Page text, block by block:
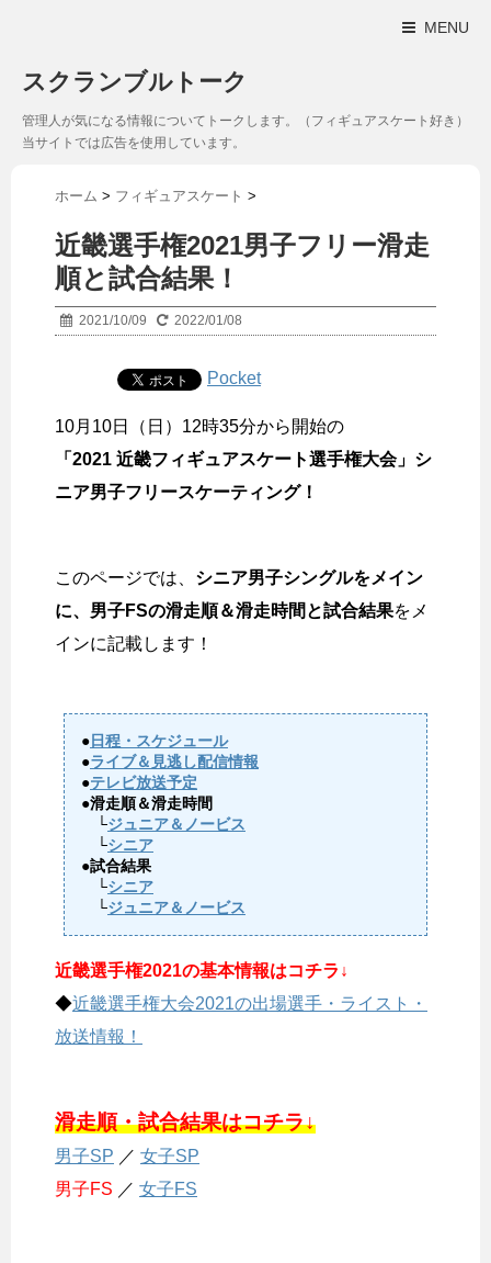
MENU
スクランブルトーク
管理人が気になる情報についてトークします。（フィギュアスケート好き）
当サイトでは広告を使用しています。
ホーム > フィギュアスケート >
近畿選手権2021男子フリー滑走
順と試合結果！
2021/10/09 2022/01/08
Pocket
10月10日（日）12時35分から開始の
「2021 近畿フィギュアスケート選手権大会」シ
ニア男子フリースケーティング！
このページでは、 シニア男子シングルをメイン
に、男子FSの滑走順＆滑走時間と試合結果をメ
インに記載します！
●日程・スケジュール
●ライブ＆見逃し配信情報
●テレビ放送予定
●滑走順＆滑走時間
└ジュニア＆ノービス
└シニア
●試合結果
└シニア
└ジュニア＆ノービス
近畿選手権2021の基本情報はコチラ↓
◆近畿選手権大会2021の出場選手・ライスト・
放送情報！
滑走順・試合結果はコチラ↓
男子SP ／ 女子SP
男子FS ／ 女子FS